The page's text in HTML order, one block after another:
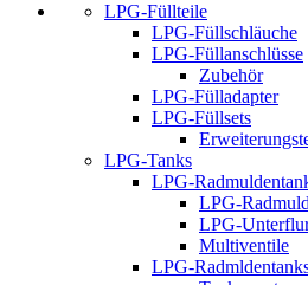
LPG-Füllteile
LPG-Füllschläuche
LPG-Füllanschlüsse
Zubehör
LPG-Fülladapter
LPG-Füllsets
LPG-Tanks
LPG-
LPG-
LPG-
Multiventile
LPG-